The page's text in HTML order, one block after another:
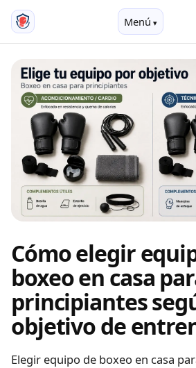
Menú
Cómo elegir
boxeo en casa
principiantes
objetivo de
Elegir equipo de boxeo en casa